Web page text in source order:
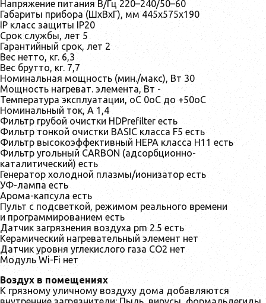
Напряжение питания В/Гц 220–240/50–60
Габариты прибора (ШхВхГ), мм 445х575х190
IP класс защиты IP20
Срок службы, лет 5
Гарантийный срок, лет 2
Вес нетто, кг. 6,3
Вес брутто, кг. 7,7
Номинальная мощность (мин./макс), Вт 30
Мощность нагреват. элемента, Вт -
Температура эксплуатации, oC 0oC до +50oC
Номинальный ток, А 1,4
Фильтр грубой очистки HDPrefilter есть
Фильтр тонкой очистки BASIC класса F5 есть
Фильтр высокоэффективный HEPA класса H11 есть
Фильтр угольный CARBON (адсорбционно-
каталитический) есть
Генератор холодной плазмы/ионизатор есть
УФ-лампа есть
Арома-капсула есть
Пульт с подсветкой, режимом реального времени
и программированием есть
Датчик загрязнения воздуха pm 2.5 есть
Керамический нагревательный элемент нет
Датчик уровня углекислого газа CO2 нет
Модуль Wi-Fi нет
Воздух в помещениях
К грязному уличному воздуху дома добавляются